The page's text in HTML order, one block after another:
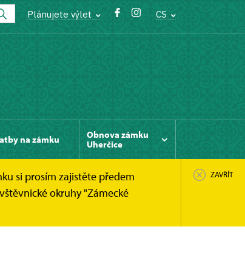
Plánujete výlet CS
na zámku
Obnova zámku
Uherčice
si prosím zajistěte předem
okruhy "Zámecké
ZAVŘÍT